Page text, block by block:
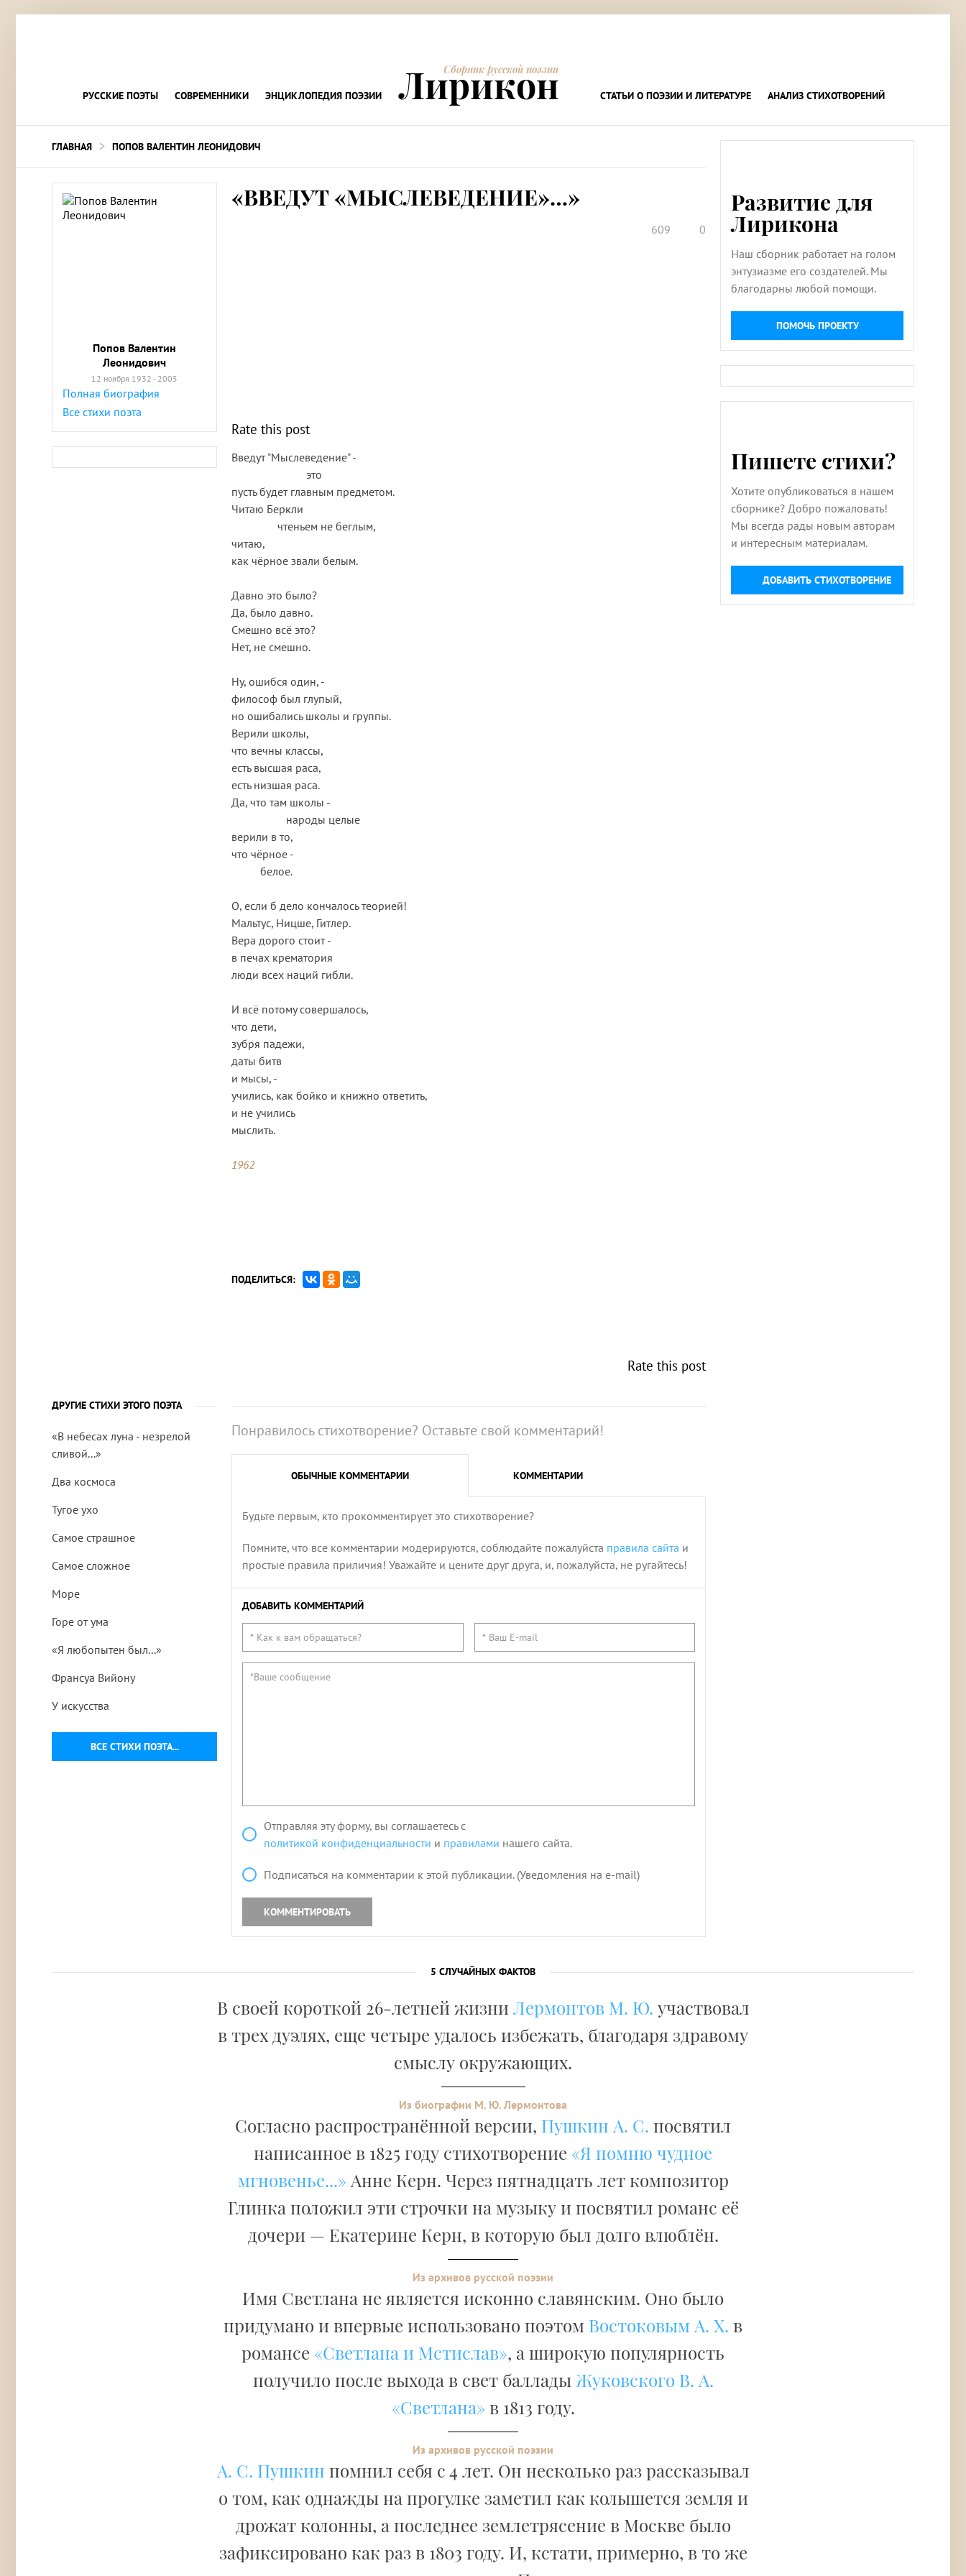
РУССКИЕ ПОЭТЫ СОВРЕМЕННИКИ ЭНЦИКЛОПЕДИЯ ПОЭЗИИ
Сборник русской поэзии
Лирикон СТАТЬИ О ПОЭЗИИ И ЛИТЕРАТУРЕ АНАЛИЗ СТИХОТВОРЕНИЙ
ГЛАВНАЯ > ПОПОВ ВАЛЕНТИН ЛЕОНИДОВИЧ
Попов Валентин
Леонидович
12 ноября 1932 - 2005
Полная биография
Все стихи поэта
«ВВЕДУТ «МЫСЛЕВЕДЕНИЕ»…»
609 0
Rate this post
Введут "Мыслеведение" -
пусть будет главным предметом.
Читаю Беркли
читаю,
как чёрное звали белым.
Давно это было?
Да, было давно.
Смешно всё это?
Нет, не смешно.
Ну, ошибся один, -
философ был глупый,
но ошибались школы и группы.
Верили школы,
что вечны классы,
есть высшая раса,
есть низшая раса.
Да, что там школы -
верили в то,
что чёрное -
О, если б дело кончалось теорией!
Мальтус, Ницше, Гитлер.
Вера дорого стоит -
в печах крематория
люди всех наций гибли.
И всё потому совершалось,
что дети,
зубря падежи,
даты битв
и мысы, -
учились, как бойко и книжно ответить,
и не учились
мыслить.
1962
ПОДЕЛИТЬСЯ:
Rate this post
ДРУГИЕ СТИХИ ЭТОГО ПОЭТА
ВСЕ СТИХИ ПОЭТА...
«В небесах луна - незрелой
сливой...»
Два космоса
Тугое ухо
Самое страшное
Самое сложное
Море
Горе от ума
«Я любопытен был...»
Франсуа Вийону
У искусства
Понравилось стихотворение? Оставьте свой комментарий!
ОБЫЧНЫЕ КОММЕНТАРИИ КОММЕНТАРИИ
Будьте первым, кто прокомментирует это стихотворение?
Помните, что все комментарии модерируются, соблюдайте пожалуйста правила сайта и
простые правила приличия! Уважайте и цените друг друга, и, пожалуйста, не ругайтесь!
ДОБАВИТЬ КОММЕНТАРИЙ
Отправляя эту форму, вы соглашаетесь с
политикой конфиденциальности и правилами нашего сайта.
Подписаться на комментарии к этой публикации. (Уведомления на e-mail)
КОММЕНТИРОВАТЬ
Развитие для
Лирикона
Наш сборник работает на голом
энтузиазме его создателей. Мы
благодарны любой помощи.
ПОМОЧЬ ПРОЕКТУ
Пишете стихи?
Хотите опубликоваться в нашем
сборнике? Добро пожаловать!
Мы всегда рады новым авторам
и интересным материалам.
ДОБАВИТЬ СТИХОТВОРЕНИЕ
5 СЛУЧАЙНЫХ ФАКТОВ
В своей короткой 26-летней жизниЛермонтов М. Ю. участвовал
в трех дуэлях, еще четыре удалось избежать, благодаря здравому
смыслу окружающих.
Из биографии М. Ю. Лермонтова
Согласно распространённой версии, Пушкин А. С. посвятил
написанное в 1825 году стихотворение «Я помню чудное
мгновенье...» Анне Керн. Через пятнадцать лет композитор
Глинка положил эти строчки на музыку и посвятил романс её
дочери — Екатерине Керн, в которую был долго влюблён.
Из архивов русской поэзии
Имя Светлана не является исконно славянским. Оно было
придумано и впервые использовано поэтом Востоковым А. Х. в
романсе «Светлана и Мстислав», а широкую популярность
получило после выхода в свет балладыЖуковского В. А.
«Светлана» в 1813 году.
Из архивов русской поэзии
А. С. Пушкин помнил себя с 4 лет. Он несколько раз рассказывал
о том, как однажды на прогулке заметил как колышется земля и
дрожат колонны, а последнее землетрясение в Москве было
зафиксировано как раз в 1803 году. И, кстати, примерно, в то же